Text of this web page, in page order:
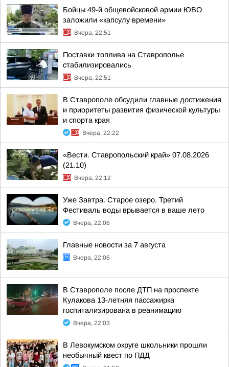
Бойцы 49-й общевойсковой армии ЮВО
заложили «капсулу времени»
Вчера, 22:51
Поставки топлива на Ставрополье
стабилизировались
Вчера, 22:51
В Ставрополе обсудили главные достижения
и приоритеты развития физической культуры
и спорта края
Вчера, 22:22
«Вести. Ставропольский край» 07.08.2026
(21.10)
Вчера, 22:12
Уже Завтра. Старое озеро. Третий
Фестиваль воды врывается в ваше лето
Вчера, 22:06
Главные новости за 7 августа
Вчера, 22:06
В Ставрополе после ДТП на проспекте
Кулакова 13-летняя пассажирка
госпитализирована в реанимацию
Вчера, 22:03
В Левокумском округе школьники прошли
необычный квест по ПДД